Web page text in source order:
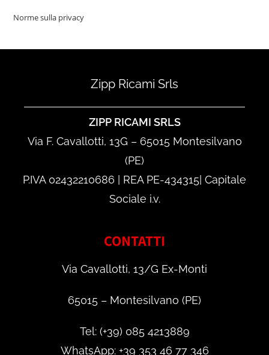
Norme sulla privacy
Zipp Ricami Srls
ZIPP RICAMI SRLS
Via F. Cavallotti, 13G – 65015 Montesilvano
(PE)
P.IVA 02432210686 | REA PE-434315| Capitale
Sociale i.v.
CONTATTI
Via Cavallotti, 13/G Ex-Monti
65015 – Montesilvano (PE)
Tel: (+39) 085 4213889
WhatsApp: +39 353 46 77 346